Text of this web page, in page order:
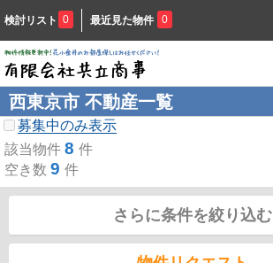
検討リスト 0 最近見た物件 0
西東京市 不動産一覧
募集中のみ表示
該当物件 8 件
空き数 9 件
さらに条件を絞り込む